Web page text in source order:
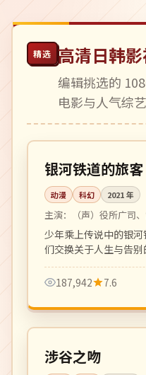
精选 高清日韩
编辑挑选的
电影与人气综艺
日本
4K
银河铁道的旅客
动漫 科幻 2021年
主演： （声）役所广司
少年乘上传说中的银
们交换关于人生与告
演绎。
187,942
7.6
日本
高分
涉谷之吻